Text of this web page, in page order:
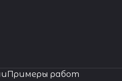
Примеры работ